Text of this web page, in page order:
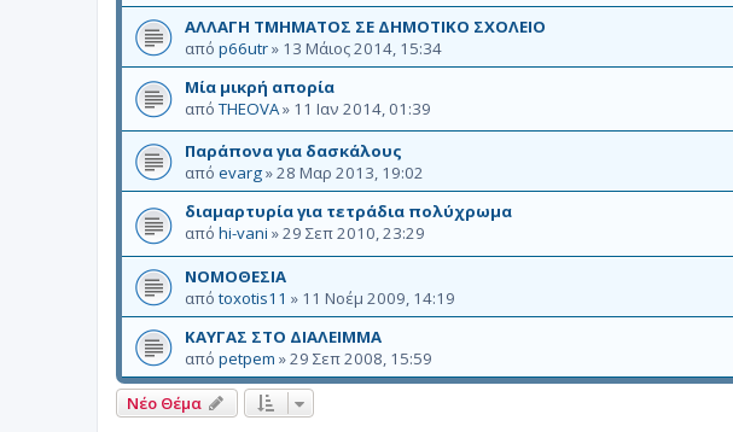
ΑΛΛΑΓΗ ΤΜΗΜΑΤΟΣ ΣΕ ΔΗΜΟΤΙΚΟ ΣΧΟΛΕΙΟ
από p66utr» 13 Μάιος 2014, 15:34
Μία μικρή απορία
από THEOVA» 11 Ιαν 2014, 01:39
Παράπονα για δασκάλους
από evarg»28 Μαρ 2013, 19:02
διαμαρτυρία για τετράδια πολύχρωμα
από hi-vani »29 Σεπ 2010, 23:29
ΝΟΜΟΘΕΣΙΑ
από toxotis11 » 11 Νοέμ 2009, 14:19
ΚΑΥΓΑΣ ΣΤΟ ΔΙΑΛΕΙΜΜΑ
από petpem »29 Σεπ 2008, 15:59
Νέο Θέμα